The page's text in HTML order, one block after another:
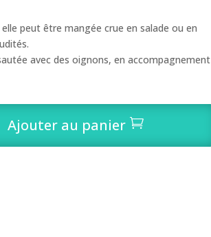
elle peut être mangée crue en salade ou en
avec des oignons, en accompagnement
Ajouter au panier